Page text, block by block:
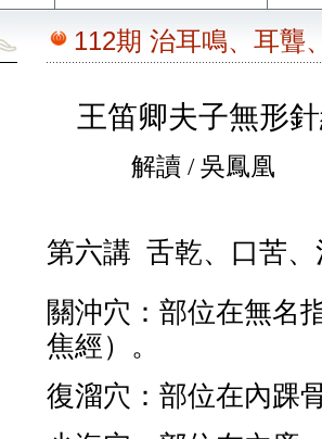
112期 治耳鳴、耳聾
王笛卿夫子無形
解讀 / 吳鳳凰
第六講 舌乾、口苦
關沖穴：部位在無名
焦經）。
復溜穴：部位在內踝